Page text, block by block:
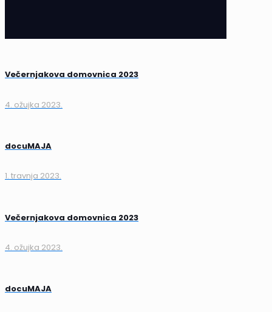
Večernjakova domovnica 2023
4. ožujka 2023.
docuMAJA
1. travnja 2023.
Večernjakova domovnica 2023
4. ožujka 2023.
docuMAJA